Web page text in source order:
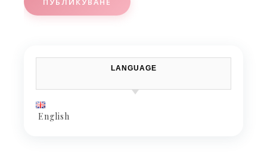
LANGUAGE
English